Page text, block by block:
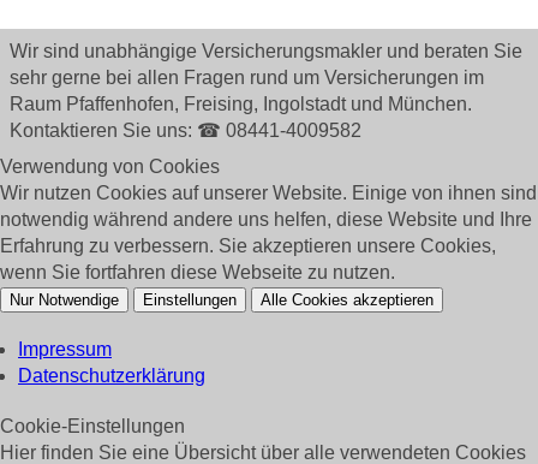
Wir sind unabhängige Versicherungsmakler und beraten Sie
sehr gerne bei allen Fragen rund um Versicherungen im
Raum Pfaffenhofen, Freising, Ingolstadt und München.
Kontaktieren Sie uns: ☎ 08441-4009582
Verwendung von Cookies
Wir nutzen Cookies auf unserer Website. Einige von ihnen sind
notwendig während andere uns helfen, diese Website und Ihre
Erfahrung zu verbessern. Sie akzeptieren unsere Cookies,
wenn Sie fortfahren diese Webseite zu nutzen.
Nur Notwendige Einstellungen Alle Cookies akzeptieren
Impressum
Datenschutzerklärung
Cookie-Einstellungen
Hier finden Sie eine Übersicht über alle verwendeten Cookies